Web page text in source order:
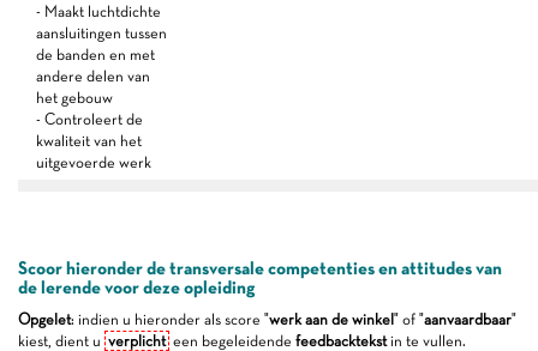
- Maakt luchtdichte
aansluitingen tussen
de banden en met
andere delen van
het gebouw
- Controleert de
kwaliteit van het
uitgevoerde werk
Scoor hieronder de transversale competenties en attitudes van
de lerende voor deze opleiding
Opgelet: indien u hieronder als score "werk aan de winkel " of "aanvaardbaar"
kiest, dient u verplicht een begeleidende feedbacktekstin te vullen.